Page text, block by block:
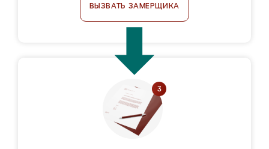
ВЫЗВАТЬ ЗАМЕРЩИКА